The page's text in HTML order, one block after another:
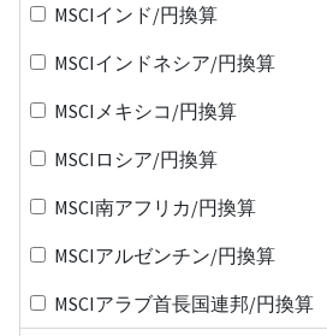
MSCIインド/円換算
MSCIインドネシア/円換算
MSCIメキシコ/円換算
MSCIロシア/円換算
MSCI南アフリカ/円換算
MSCIアルゼンチン/円換算
MSCIアラブ首長国連邦/円換算